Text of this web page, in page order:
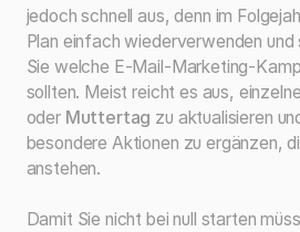
jedoch schnell aus, denn im
Plan einfach wiederverwenden
Sie welche E-Mail-Marketing-
sollten. Meist reicht es aus,
oder Muttertag zu aktualisieren
besondere Aktionen zu ergänzen,
anstehen.
Damit Sie nicht bei null starten